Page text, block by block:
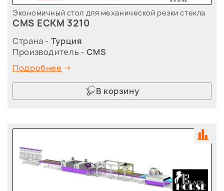
Экономичный стол для механической резки стекла
CMS ECKM 3210
Страна - Турция
Производитель -CMS
Подробнее
В корзину